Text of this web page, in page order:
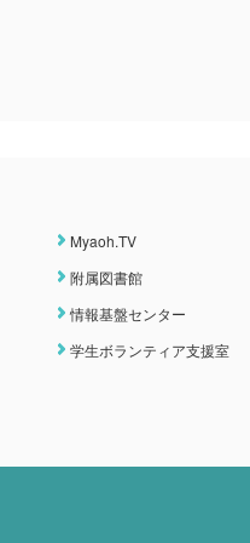
Myaoh.TV
附属図書館
情報基盤センター
学生ボランティア支援室